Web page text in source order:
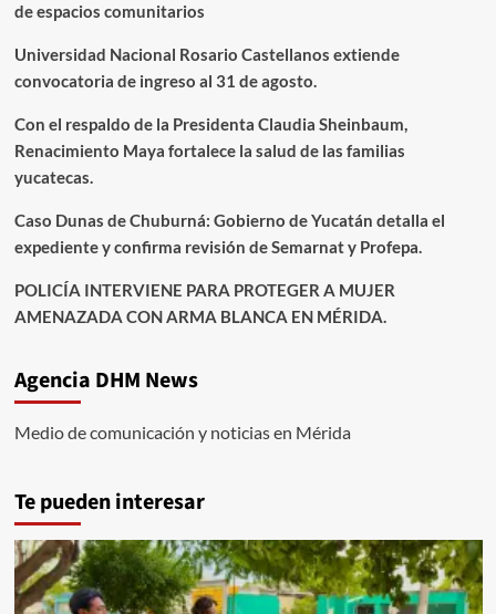
de espacios comunitarios
Universidad Nacional Rosario Castellanos extiende
convocatoria de ingreso al 31 de agosto.
Con el respaldo de la Presidenta Claudia Sheinbaum,
Renacimiento Maya fortalece la salud de las familias
yucatecas.
Caso Dunas de Chuburná: Gobierno de Yucatán detalla el
expediente y confirma revisión de Semarnat y Profepa.
POLICÍA INTERVIENE PARA PROTEGER A MUJER
AMENAZADA CON ARMA BLANCA EN MÉRIDA.
Agencia DHM News
Medio de comunicación y noticias en Mérida
Te pueden interesar